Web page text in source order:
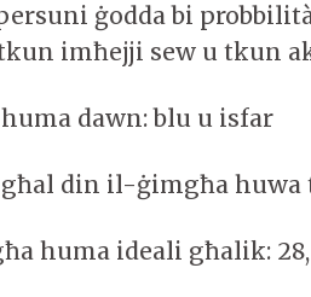
ġodda bi
imħejji sew u tkun
dawn: blu u isfar
din il-ġimgħa huwa
huma ideali għalik: 28,